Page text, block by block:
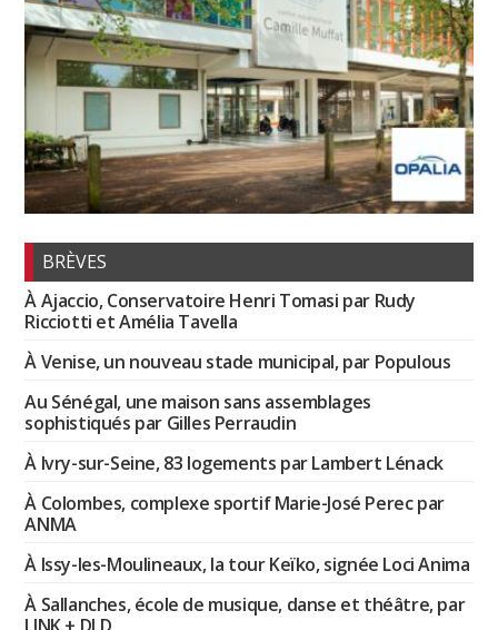
BRÈVES
À Ajaccio, Conservatoire Henri Tomasi par Rudy
Ricciotti et Amélia Tavella
À Venise, un nouveau stade municipal, par Populous
Au Sénégal, une maison sans assemblages
sophistiqués par Gilles Perraudin
À Ivry-sur-Seine, 83 logements par Lambert Lénack
À Colombes, complexe sportif Marie-José Perec par
ANMA
À Issy-les-Moulineaux, la tour Keïko, signée Loci Anima
À Sallanches, école de musique, danse et théâtre, par